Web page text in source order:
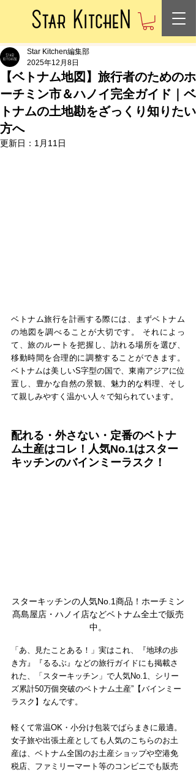
【ベトナム地図】旅行者のためのホ
ーチミン市＆ハノイ完全ガイド｜ベ
トナムの土地勘をざっくり知りたい
方へ
Star Kitchen編集部
2025年12月8日
更新日： 1月11日
ベトナム旅行を計画する際には、まずベトナム
の地図を調べることが大切です。 それによっ
て、旅のルートを把握し、訪れる場所を選び、
移動時間を合理的に調整することができます。
ベトナムは美しいS字型の国で、東南アジアに位
置し、豊かな自然の景観、魅力的な料理、そし
て親しみやすく温かい人々で知られています。
配れる・外さない・定番のベトナ
ム土産はコレ！人気No.1はスター
キッチンのバインミーラスク！
スターキッチンの人気No.1商品！ホーチミン
髙島屋店・ハノイ店などベトナム全土で販売
中。
「あ、見たことある！」実はこれ、『地球の歩
き方』『るるぶ』などの旅行ガイドにも掲載さ
れた、「スターキッチン」で人気No.1、シリー
ズ累計50万個突破のベトナム土産”【バインミー
ラスク】なんです。
軽くて常温OK・小分け包装でばらまきに最適。
女子旅や出張土産としても人気のこちらのお土
産は、ベトナム全国のお土産ショップや空港免
税店、ファミリーマート等のコンビニでも販売